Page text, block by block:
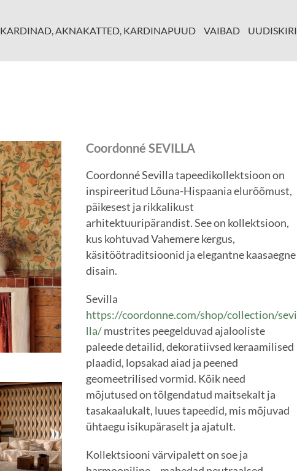
KARDINAD, AKNAKATTED, KARDINAPUUD VAIBAD UUDISKIRI
Coordonné SEVILLA
Coordonné Sevilla tapeedikollektsioon on
inspireeritud Lõuna-Hispaania elurõõmust,
päikesest ja rikkalikust
arhitektuuripärandist. See on kollektsioon,
kus kohtuvad Vahemere kergus,
käsitöötraditsioonid ja elegantne kaasaegne
disain.
Sevilla
https://coordonne.com/shop/collection/sevi
lla/mustrites peegelduvad ajalooliste
paleede detailid, dekoratiivsed keraamilised
plaadid, lopsakad aiad ja peened
geomeetrilised vormid. Kõik need
mõjutused on tõlgendatud maitsekalt ja
tasakaalukalt, luues tapeedid, mis mõjuvad
ühtaegu isikupäraselt ja ajatult.
Kollektsiooni värvipalett on soe ja